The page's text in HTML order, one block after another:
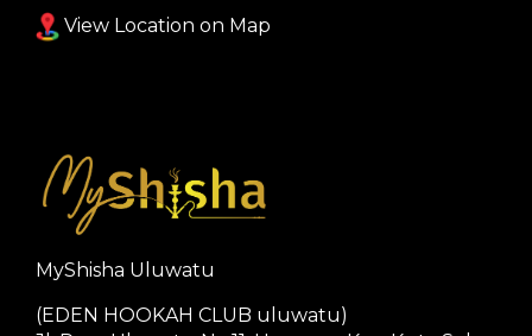
View Location on Map
MyShisha Uluwatu
(EDEN HOOKAH CLUB uluwatu)